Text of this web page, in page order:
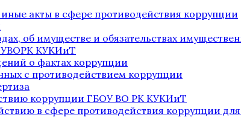
акты в сфере противодействия коррупции
об имуществе и обязательствах
КУКИиТ
о фактах коррупции
с противодействием коррупции
коррупции ГБОУ ВО РК КУКИиТ
в сфере противодействия коррупции